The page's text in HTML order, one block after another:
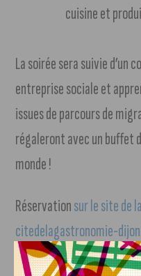
cuisine et
La soirée sera suivie d’un
entreprise sociale et
issues de parcours de
régaleront avec un buffet
monde !
Réservationsur le site de
citedelagastronomie-
séance.